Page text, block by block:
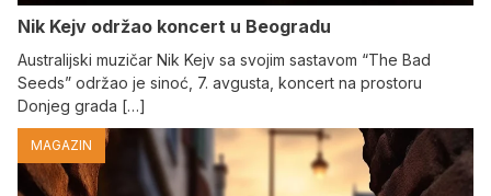
Nik Kejv održao koncert u Beogradu
Australijski muzičar Nik Kejv sa svojim sastavom “The Bad
Seeds” održao je sinoć, 7. avgusta, koncert na prostoru
Donjeg grada […]
MAGAZIN